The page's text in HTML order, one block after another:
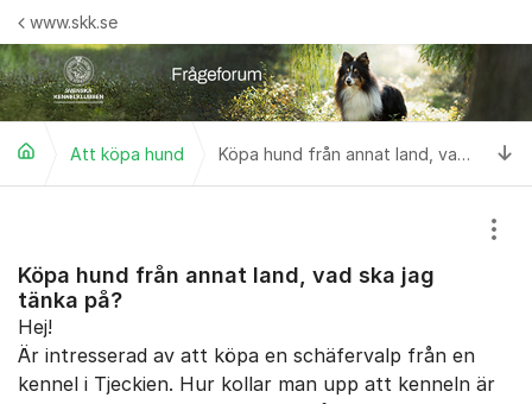
Hoppa till innehåll
www.skk.se
Att köpa hund Köpa hund från annat land, vad ska jag tänka på?
Köpa hund från annat land, vad ska jag
tänka på?
Hej!
Är intresserad av att köpa en schäfervalp från en
kennel i Tjeckien. Hur kollar man upp att kenneln är